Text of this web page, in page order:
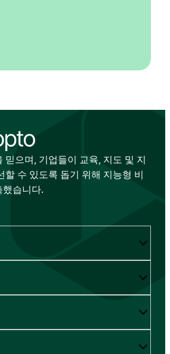
믿으며, 기업들이 교육, 지도 및 지
할 수 있도록 돕기 위해 지능형 비
습니다.